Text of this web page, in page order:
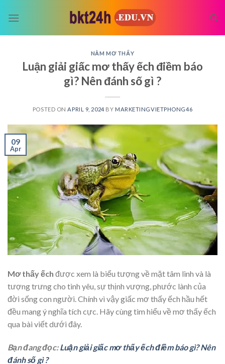
NẰM MƠ THẤY
Luận giải giấc mơ thấy ếch điềm báo
gì? Nên đánh số gì ?
POSTED ON APRIL 9, 2024 BY MARKETINGVIETPHONG46
09
Apr
Mơ thấy ếch được xem là biểu tượng về mặt tâm linh và là
tượng trưng cho tình yêu, sự thịnh vượng, phước lành của
đời sống con người. Chính vì vậy giấc mơ thấy ếch hầu hết
đều mang ý nghĩa tích cực. Hãy cùng tìm hiểu về mơ thấy ếch
qua bài viết dưới đây.
Bạn đang đọc:Luận giải giấc mơ thấy ếch điềm báo gì? Nên
đánh số gì ?